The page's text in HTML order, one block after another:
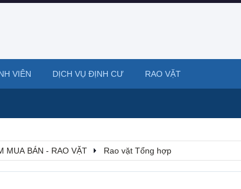
MUA BÁN - RAO VẶT Rao vặt Tổng hợp
VIÊN DỊCH VỤ ĐỊNH CƯ RAO VẶT